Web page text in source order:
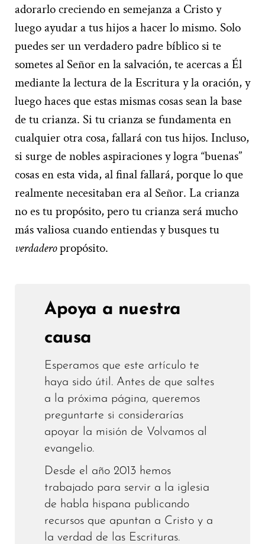
adorarlo creciendo en semejanza a Cristo y
luego ayudar a tus hijos a hacer lo mismo. Solo
puedes ser un verdadero padre bíblico si te
sometes al Señor en la salvación, te acercas a Él
mediante la lectura de la Escritura y la oración, y
luego haces que estas mismas cosas sean la base
de tu crianza. Si tu crianza se fundamenta en
cualquier otra cosa, fallará con tus hijos. Incluso,
si surge de nobles aspiraciones y logra “buenas”
cosas en esta vida, al final fallará, porque lo que
realmente necesitaban era al Señor. La crianza
no es tu propósito, pero tu crianza será mucho
más valiosa cuando entiendas y busques tu
verdaderopropósito.
Apoya a nuestra
causa
Esperamos que este artículo te
haya sido útil. Antes de que saltes
a la próxima página, queremos
preguntarte si considerarías
apoyar la misión de Volvamos al
evangelio.
Desde el año 2013 hemos
trabajado para servir a la iglesia
de habla hispana publicando
recursos que apuntan a Cristo y a
la verdad de las Escrituras.